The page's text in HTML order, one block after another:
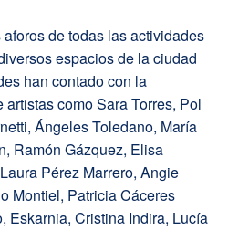
de todas las actividades
espacios de la ciudad
han contado con la
como Sara Torres, Pol
Ángeles Toledano, María
Ramón Gázquez, Elisa
Pérez Marrero, Angie
Montiel, Patricia Cáceres
Eskarnia, Cristina Indira, Lucía